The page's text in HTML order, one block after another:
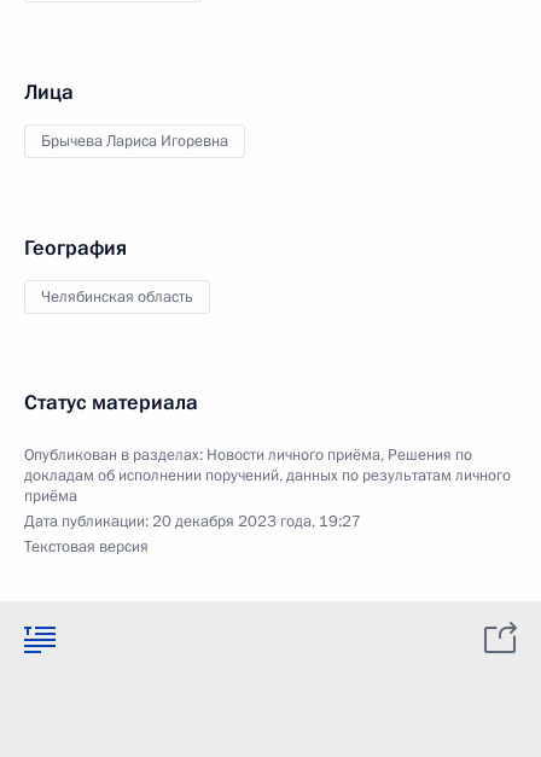
Лица
Брычева Лариса Игоревна
География
Челябинская область
Статус материала
Опубликован в разделах: Новости личного приёма, Решения по
докладам об исполнении поручений, данных по результатам личного
приёма
Дата публикации:20 декабря 2023 года, 19:27
Текстовая версия